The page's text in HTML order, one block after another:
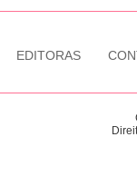
EDITORAS